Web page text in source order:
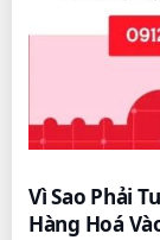
Vì Sao Phải
Hàng Hoá